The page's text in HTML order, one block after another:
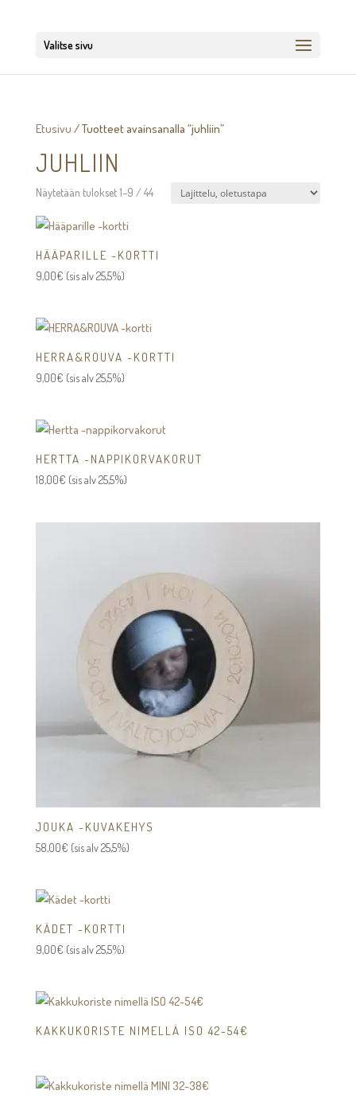
Valitse sivu
Etusivu / Tuotteet avainsanalla “juhliin”
JUHLIIN
Näytetään tulokset 1–9 / 44
HÄÄPARILLE -KORTTI
9,00€ (sis alv 25,5%)
HERRA&ROUVA -KORTTI
9,00€ (sis alv 25,5%)
HERTTA -NAPPIKORVAKORUT
18,00€ (sis alv 25,5%)
JOUKA -KUVAKEHYS
58,00€ (sis alv 25,5%)
KÄDET -KORTTI
9,00€ (sis alv 25,5%)
KAKKUKORISTE NIMELLÄ ISO 42-54€